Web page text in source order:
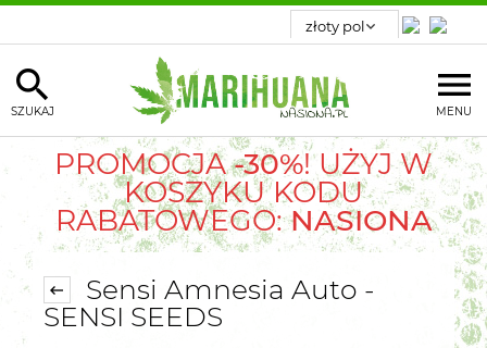
MENU
SZUKAJ
PROMOCJA-30%! UŻYJ W
KOSZYKU KODU
RABATOWEGO:NASIONA
Sensi Amnesia Auto -
SENSI SEEDS